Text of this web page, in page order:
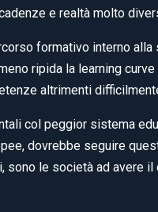
e realtà molto
formativo interno alla
ripida la learning
altrimenti
col peggior sistema
dovrebbe seguire
sono le società ad avere